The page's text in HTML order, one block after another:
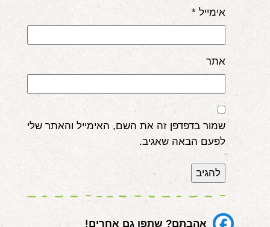
אימייל *
אתר
שמור בדפדפן זה את השם, האימייל והאתר שלי
לפעם הבאה שאגיב.
אהבתם? שתפו גם אחרים!